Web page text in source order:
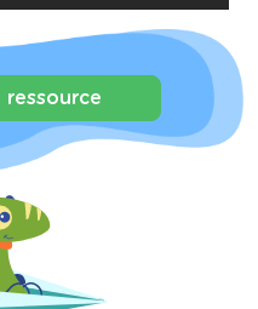
ressource